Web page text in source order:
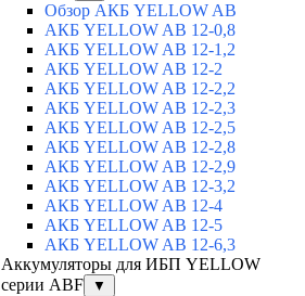
Обзор АКБ YELLOW AB
АКБ YELLOW AB 12-0,8
АКБ YELLOW AB 12-1,2
АКБ YELLOW AB 12-2
АКБ YELLOW AB 12-2,2
АКБ YELLOW AB 12-2,3
АКБ YELLOW AB 12-2,5
АКБ YELLOW AB 12-2,8
АКБ YELLOW AB 12-2,9
АКБ YELLOW AB 12-3,2
АКБ YELLOW AB 12-4
АКБ YELLOW AB 12-5
АКБ YELLOW AB 12-6,3
Аккумуляторы для ИБП YELLOW
серии ABF
▼